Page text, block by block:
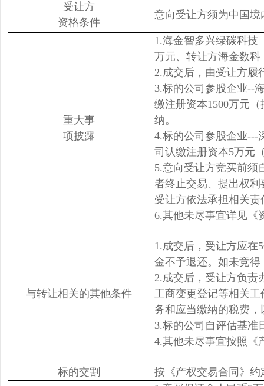
受让方
资格条件
意向受让方须为中国
重大事
项披露
1.海金智多兴绿碳科技
万元、转让方海金数
2.成交后，由受让方履
3.标的公司参股企业--
缴注册资本1500万元
纳。
4.标的公司参股企业---
司认缴注册资本5万元
5.意向受让方竞买前须
者终止交易、提出权
受让方依法承担相关责
6.其他未尽事宜详见《
与转让相关的其他条件
1.成交后，受让方应在
金不予退还。如未竞
2.成交后，受让方负责
工商变更登记等相关
务和应当缴纳的税费
3.标的公司自评估基准
4.其他未尽事宜按照《
标的交割
按《产权交易合同》约